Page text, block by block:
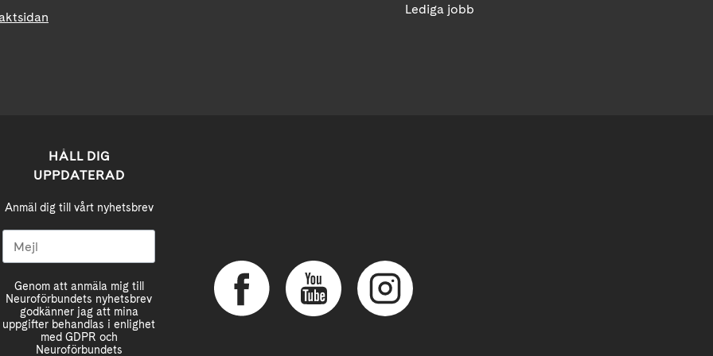
Lediga jobb
HÅLL DIG
UPPDATERAD
Anmäl dig till vårt nyhetsbrev
Genom att anmäla mig till
Neuroförbundets nyhetsbrev
godkänner jag att mina
uppgifter behandlas i enlighet
med GDPR och
Neuroförbundets